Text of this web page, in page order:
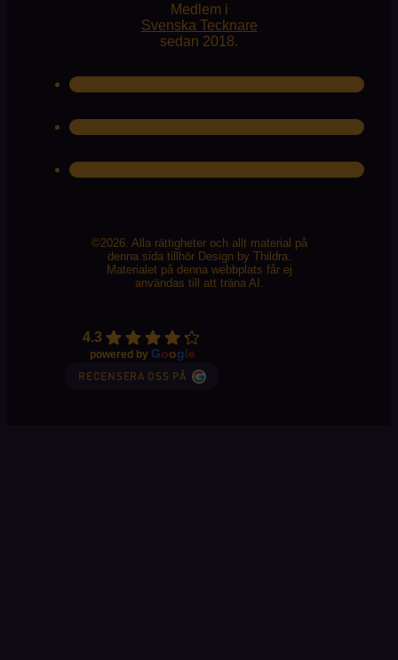
Medlem i
Svenska Tecknare
sedan 2018.
©2026. Alla rättigheter och allt material på
denna sida tillhör Design by Thildra.
Materialet på denna webbplats får ej
användas till att träna AI.
4.3
powered by Google
RECENSERA OSS PÅ